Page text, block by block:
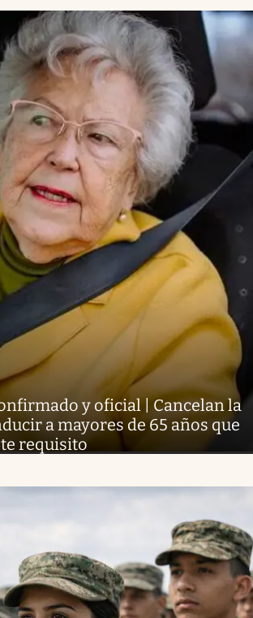
y oficial | Cancelan la
a mayores de 65 años que
requisito